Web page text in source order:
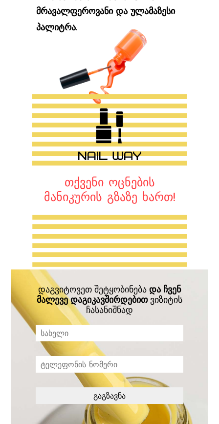
მრავალფეროვანი და ულამაზესი
პალიტრა.
თქვენი ოცნების
მანიკურის გზაზე ხართ!
დაგვიტოვეთ შეტყობინებადა ჩვენ
მალევე დაგიკავშირდებითვიზიტის
ჩასანიშნად
გაგზავნა